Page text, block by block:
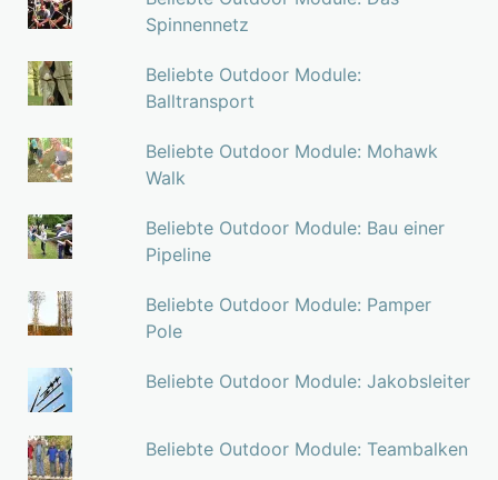
Spinnennetz
Beliebte Outdoor Module:
Balltransport
Beliebte Outdoor Module: Mohawk
Walk
Beliebte Outdoor Module: Bau einer
Pipeline
Beliebte Outdoor Module: Pamper
Pole
Beliebte Outdoor Module: Jakobsleiter
Beliebte Outdoor Module: Teambalken